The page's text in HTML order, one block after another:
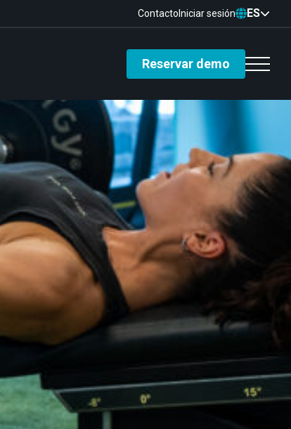
Contacto Iniciar sesión ES
Reservar demo